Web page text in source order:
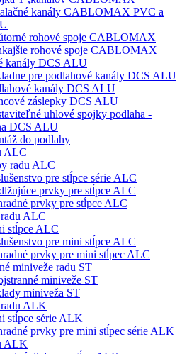
kanály CABLOMAX PVC a
rohové spoje CABLOMAX
rohové spoje CABLOMAX
kanály DCS ALU
pre podlahové kanály DCS ALU
kanály DCS ALU
záslepky DCS ALU
uhlové spojky podlaha -
DCS ALU
do podlahy
ALC
radu ALC
pre stĺpce série ALC
prvky pre stĺpce ALC
prvky pre stĺpce ALC
ALC
stĺpce ALC
pre mini stĺpce ALC
prvky pre mini stĺpec ALC
miniveže radu ST
miniveže ST
miniveža ST
ALK
stĺpce série ALK
prvky pre mini stĺpec série ALK
ALK